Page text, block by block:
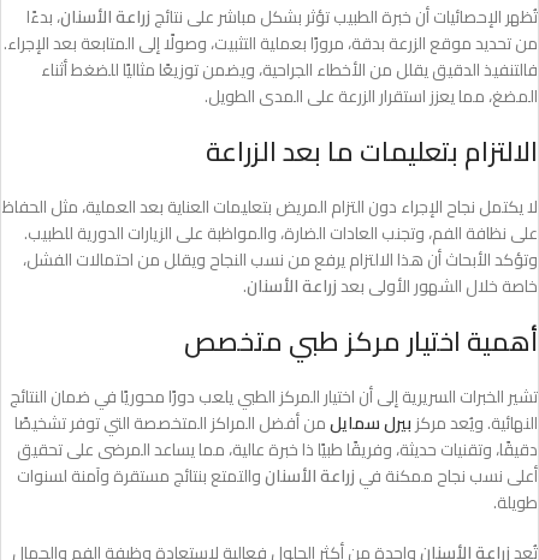
تُظهر الإحصائيات أن خبرة الطبيب تؤثر بشكل مباشر على نتائجزراعة الأسنان، بدءًا
من تحديد موقع الزرعة بدقة، مرورًا بعملية التثبيت، وصولًا إلى المتابعة بعد الإجراء.
فالتنفيذ الدقيق يقلل من الأخطاء الجراحية، ويضمن توزيعًا مثاليًا للضغط أثناء
المضغ، مما يعزز استقرار الزرعة على المدى الطويل.
الالتزام بتعليمات ما بعد الزراعة
لا يكتمل نجاح الإجراء دون التزام المريض بتعليمات العناية بعد العملية، مثل الحفاظ
على نظافة الفم، وتجنب العادات الضارة، والمواظبة على الزيارات الدورية للطبيب.
وتؤكد الأبحاث أن هذا الالتزام يرفع من نسب النجاح ويقلل من احتمالات الفشل،
خاصة خلال الشهور الأولى بعدزراعة الأسنان.
أهمية اختيار مركز طبي متخصص
تشير الخبرات السريرية إلى أن اختيار المركز الطبي يلعب دورًا محوريًا في ضمان النتائج
النهائية. ويُعد مركزبيرل سمايلمن أفضل المراكز المتخصصة التي توفر تشخيصًا
دقيقًا، وتقنيات حديثة، وفريقًا طبيًا ذا خبرة عالية، مما يساعد المرضى على تحقيق
أعلى نسب نجاح ممكنة فيزراعة الأسنانوالتمتع بنتائج مستقرة وآمنة لسنوات
طويلة.
تُعدزراعة الأسنانواحدة من أكثر الحلول فعالية لاستعادة وظيفة الفم والجمال